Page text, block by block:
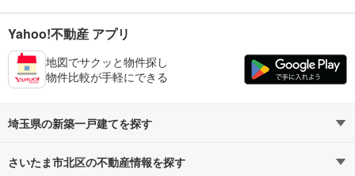
Yahoo!不動産 アプリ
地図でサクッと物件探し
物件比較が手軽にできる
埼玉県の新築一戸建てを探す
路線・駅から探す
さいたま市北区の不動産情報を探す